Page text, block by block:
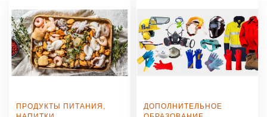
ПРОДУКТЫ ПИТАНИЯ,
ДОПОЛНИТЕЛЬНОЕ